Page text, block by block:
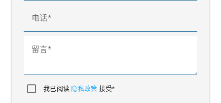
电话
留言
我已阅读 隐私政策 接受*